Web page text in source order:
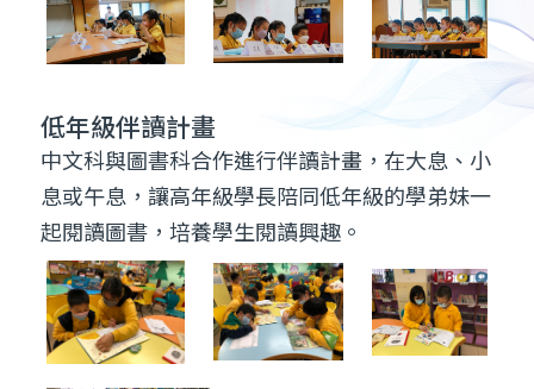
息或午息，讓高年級學長陪同低年級的學弟妹一
起閱讀圖書，培養學生閱讀興趣。